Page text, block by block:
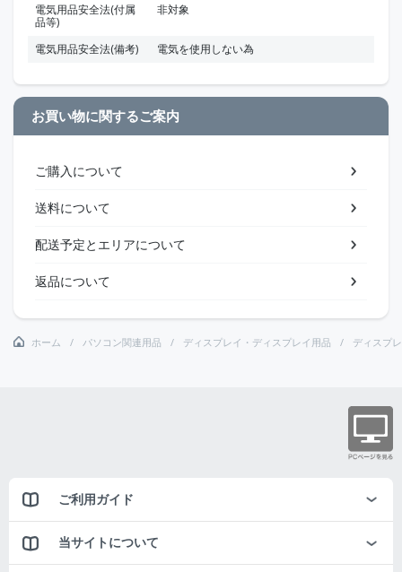
電気用品安全法(付属
品等)
非対象
電気用品安全法(備考) 電気を使用しない為
お買い物に関するご案内
ご購入について
送料について
配送予定とエリアについて
返品について
ホーム パソコン関連用品 ディスプレイ・ディスプレイ用品 ディスプ
ご利用ガイド
当サイトについて